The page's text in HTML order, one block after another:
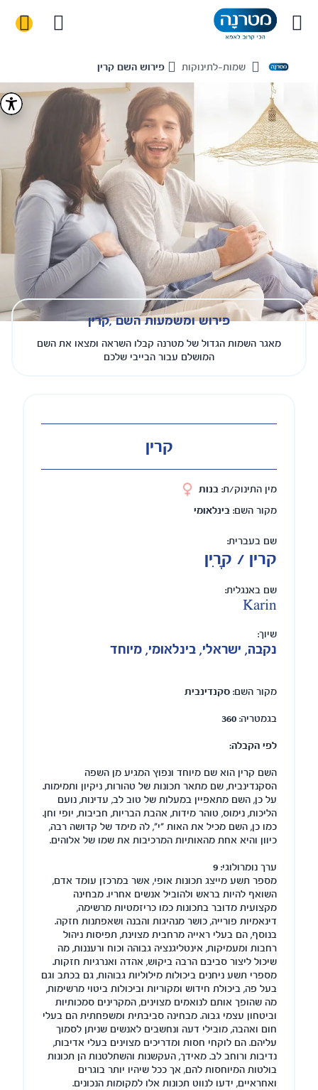
Home שמות-לתינוקות פירוש השם קרין
פירוש ומשמעות השם ,קרין
מאגר השמות הגדול של מטרנה קבלו השראה ומצאו את השם
המושלם עבור הבייבי שלכם
קרין
מין התינוק/ת: בנות
מקור השם: בינלאומי
שם בעברית:
קרין / קָרִין
שם באנגלית:
Karin
שיוך:
נקבה, ישראלי, בינלאומי, מיוחד
מקור השם: סקנדינבית
בגמטריה: 360
לפי הקבלה:
השם קרין הוא שם מיוחד ונפוץ המגיע מן השפה
הסקנדינבית, שם מתאר תכונות של טהורות, ניקיון ותמימות.
על כן, השם מתאפיין במעלות של טוב לב, עדינות, נועם
הליכות, נימוס, טוהר מידות, אהבת הבריות, חביבות, יופי וחן.
כמו כן, השם מכיל את האות "י", לה מימד של קדושה רבה,
כיוון והיא אחת מהאותיות המרכיבות את שמו של אלוהים.
ערך נומרולוגי: 9
מספר תשע מייצג תכונות אופי, אשר במרכזן עומד אדם,
השואף להיות בראש ולהוביל אנשים אחריו. מבחינה
מקצועית מדובר בתכונות כמו כריזמטיות מרשימה,
דינאמיות פורייה, כושר מנהיגות והבנה ושאפתנות חזקה.
בנוסף, הם בעלי ראייה מרחבית מצוינת, תפיסות ניהול
רחבות ומעמיקות, אינטליגנציה גבוהה וכוח ורעננות, מה
שיכול ליצור סביבם הרבה ביקוש, אהדה ואנרגיות חזקות.
מספרי תשע ניחנים ביכולות מילוליות גבוהות, גם בכתב וגם
בעל פה, ביכולת חידוש ומקוריות וביכולות ביטוי מרשימות,
מה שהופך אותם לנואמים מצוינים, המקרינים סמכותיות
וביטחון עצמי גבוה. מבחינה סביבתית ומשפחתית הם בעלי
חום ואהבה, מובילי דעה ונחשבים לאנשים שניתן לסמוך
עליהם. הם לוקחי חסות ומדריכים מצוינים בעלי אדיבות,
נדיבות ורוחב לב. מאידך, העקשנות והשתלטנות הן תכונות
בולטות המיוחסות להם, אך ככל שיהיו יותר בוגרים
ואחראיים, ידעו לנווט תכונות אלו למקומות הנכונים.